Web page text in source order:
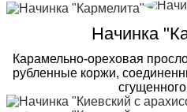
Начинка
Карамельно-ореховая
рубленные коржи,